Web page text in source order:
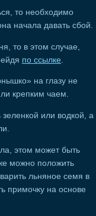
то необходимо
начала давать сбой.
то в этом случае,
по ссылке
на глазу не
крепким чаем.
или водкой, а
этом может быть
можно положить
льняное семя в
примочку на основе